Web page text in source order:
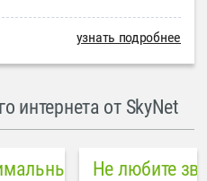
узнать подробнее
интернета от SkyNet
пинг в городе
Не любите